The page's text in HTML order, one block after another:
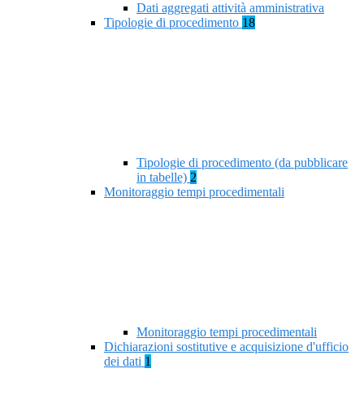
Dati aggregati attività amministrativa
Tipologie di procedimento 18
Tipologie di procedimento (da pubblicare
in tabelle) 2
Monitoraggio tempi procedimentali
Monitoraggio tempi procedimentali
Dichiarazioni sostitutive e acquisizione d'ufficio
dei dati 1